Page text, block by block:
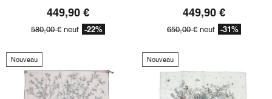
449,90 €
580,00 € neuf -22%
449,90 €
650,00 € neuf -31%
Nouveau Nouveau